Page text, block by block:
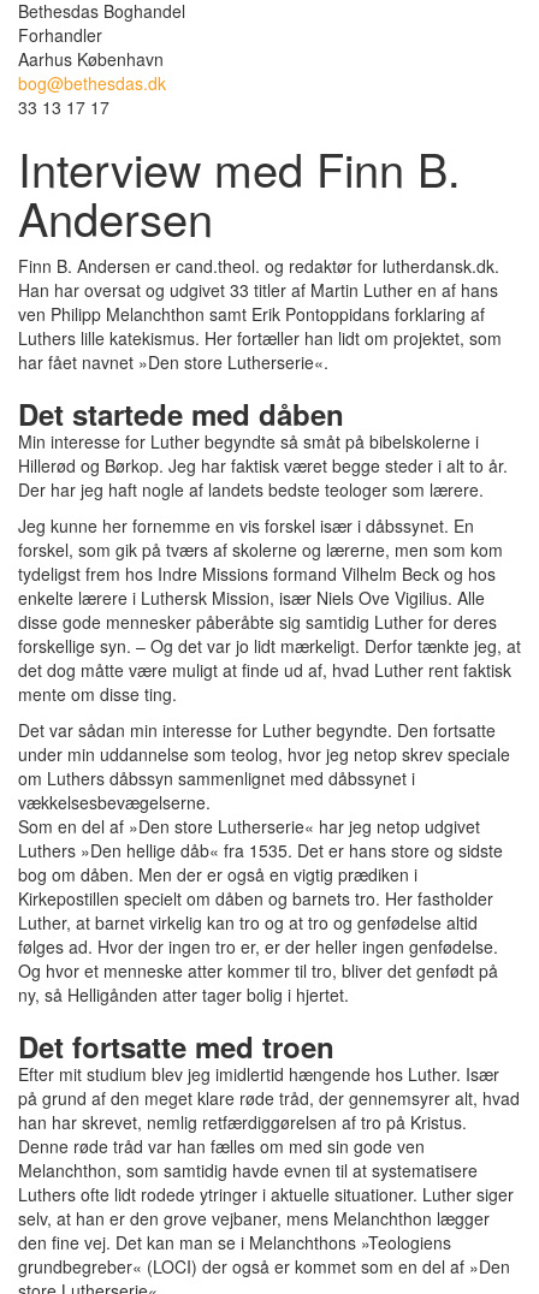
Bethesdas Boghandel
Forhandler
Aarhus København
bog@bethesdas.dk
33 13 17 17
Interview med Finn B.
Andersen
Finn B. Andersen er cand.theol. og redaktør for lutherdansk.dk.
Han har oversat og udgivet 33 titler af Martin Luther en af hans
ven Philipp Melanchthon samt Erik Pontoppidans forklaring af
Luthers lille katekismus. Her fortæller han lidt om projektet, som
har fået navnet »Den store Lutherserie«.
Det startede med dåben
Min interesse for Luther begyndte så småt på bibelskolerne i
Hillerød og Børkop. Jeg har faktisk været begge steder i alt to år.
Der har jeg haft nogle af landets bedste teologer som lærere.
Jeg kunne her fornemme en vis forskel især i dåbssynet. En
forskel, som gik på tværs af skolerne og lærerne, men som kom
tydeligst frem hos Indre Missions formand Vilhelm Beck og hos
enkelte lærere i Luthersk Mission, især Niels Ove Vigilius. Alle
disse gode mennesker påberåbte sig samtidig Luther for deres
forskellige syn. – Og det var jo lidt mærkeligt. Derfor tænkte jeg, at
det dog måtte være muligt at finde ud af, hvad Luther rent faktisk
mente om disse ting.
Det var sådan min interesse for Luther begyndte. Den fortsatte
under min uddannelse som teolog, hvor jeg netop skrev speciale
om Luthers dåbssyn sammenlignet med dåbssynet i
vækkelsesbevægelserne.
Som en del af »Den store Lutherserie« har jeg netop udgivet
Luthers »Den hellige dåb« fra 1535. Det er hans store og sidste
bog om dåben. Men der er også en vigtig prædiken i
Kirkepostillen specielt om dåben og barnets tro. Her fastholder
Luther, at barnet virkelig kan tro og at tro og genfødelse altid
følges ad. Hvor der ingen tro er, er der heller ingen genfødelse.
Og hvor et menneske atter kommer til tro, bliver det genfødt på
ny, så Helligånden atter tager bolig i hjertet.
Det fortsatte med troen
Efter mit studium blev jeg imidlertid hængende hos Luther. Især
på grund af den meget klare røde tråd, der gennemsyrer alt, hvad
han har skrevet, nemlig retfærdiggørelsen af tro på Kristus.
Denne røde tråd var han fælles om med sin gode ven
Melanchthon, som samtidig havde evnen til at systematisere
Luthers ofte lidt rodede ytringer i aktuelle situationer. Luther siger
selv, at han er den grove vejbaner, mens Melanchthon lægger
den fine vej. Det kan man se i Melanchthons »Teologiens
grundbegreber« (LOCI) der også er kommet som en del af »Den